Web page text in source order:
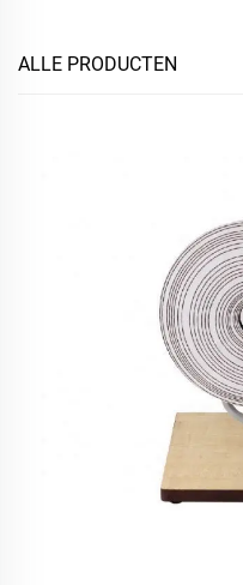
ALLE PRODUCTEN